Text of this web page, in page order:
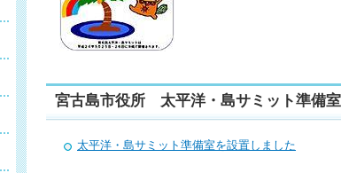
宮古島市役所 太平洋・島サミット準備
太平洋・島サミット準備室を設置しました